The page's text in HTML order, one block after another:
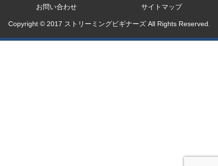
お問い合わせ
サイトマップ
Copyright © 2017 ストリーミングビギナーズ All Rights Reserved.